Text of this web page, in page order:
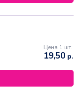
Цена 1 шт.
19,50 р.